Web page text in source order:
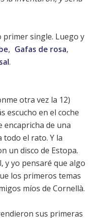
primer single. Luego y
, Gafas de rosa,
.
otra vez la 12)
escucho en el coche
encapricha de una
todo el rato. Y la
un disco de Estopa.
y yo pensaré que algo
los primeros temas
míos de Cornellà.
sus primeras